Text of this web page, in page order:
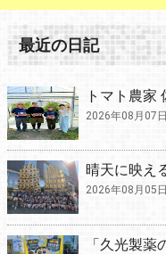
最近の日記
トマト農家
2026年08月07日
晴天に映え
2026年08月05日
「久光製薬